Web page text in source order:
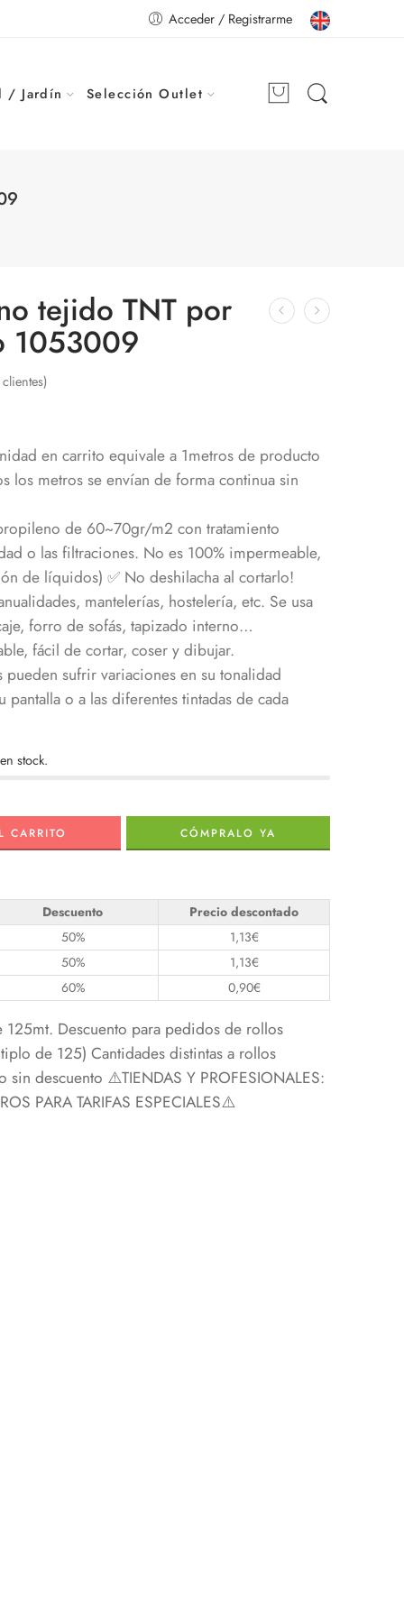
Acceder / Registrarme
/ Jardín Selección Outlet
tejido TNT por
1053009
en carrito equivale a 1metros de producto
los metros se envían de forma continua sin
de 60~70gr/m2 con tratamiento
o las filtraciones. No es 100% impermeable,
de líquidos) ✅ No deshilacha al cortarlo!
mantelerías, hostelería, etc. Se usa
forro de sofás, tapizado interno…
fácil de cortar, coser y dibujar.
sufrir variaciones en su tonalidad
o a las diferentes tintadas de cada
stock.
CARRITO CÓMPRALO YA
Descuento
Precio descontado
50%
1,13€
50%
1,13€
60%
0,90€
Descuento para pedidos de rollos
de 125) Cantidades distintas a rollos
descuento ⚠️TIENDAS Y PROFESIONALES:
PARA TARIFAS ESPECIALES⚠️